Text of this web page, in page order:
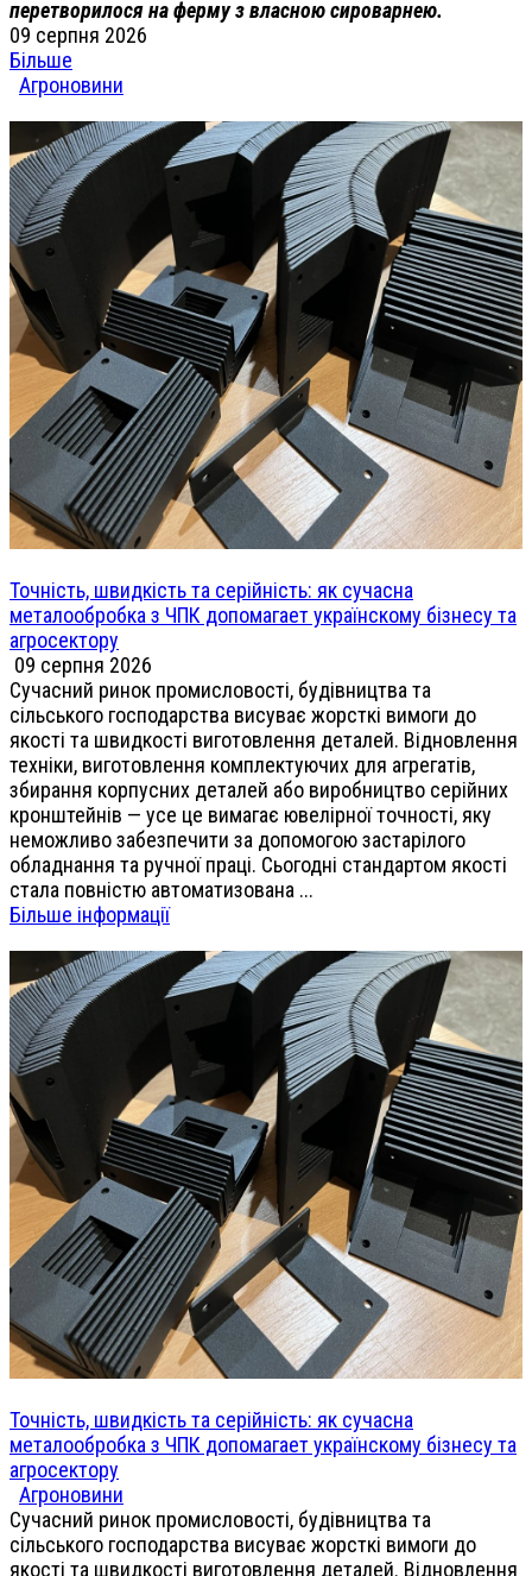
перетворилося на ферму з власною сироварнею.
09 серпня 2026
Більше
Агроновини
Точність, швидкість та серійність: як сучасна
металообробка з ЧПК допомагает українскому бізнесу та
агросектору
09 серпня 2026
Сучасний ринок промисловості, будівництва та
сільського господарства висуває жорсткі вимоги до
якості та швидкості виготовлення деталей. Відновлення
техніки, виготовлення комплектуючих для агрегатів,
збирання корпусних деталей або виробництво серійних
кронштейнів — усе це вимагає ювелірної точності, яку
неможливо забезпечити за допомогою застарілого
обладнання та ручної праці. Сьогодні стандартом якості
стала повністю автоматизована ...
Більше інформації
Точність, швидкість та серійність: як сучасна
металообробка з ЧПК допомагает українскому бізнесу та
агросектору
Агроновини
Сучасний ринок промисловості, будівництва та
сільського господарства висуває жорсткі вимоги до
якості та швидкості виготовлення деталей. Відновлення